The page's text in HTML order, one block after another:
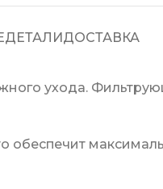
ДЕТАЛИДОСТАВКА
ухода.